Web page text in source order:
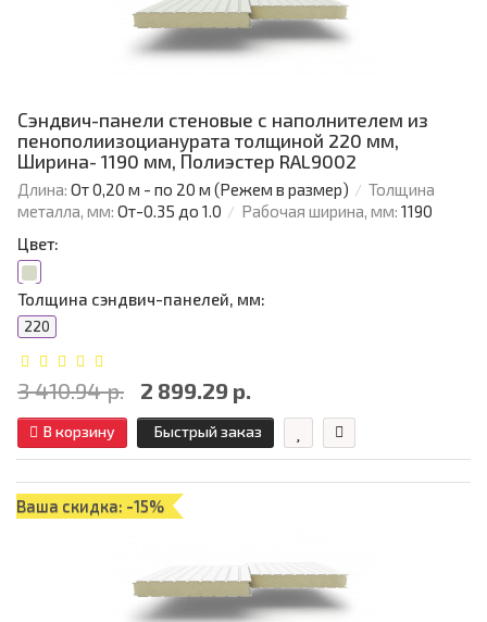
Сэндвич-панели стеновые с наполнителем из
пенополиизоцианурата толщиной 220 мм,
Ширина- 1190 мм, Полиэстер RAL9002
Длина: От 0,20 м - по 20 м (Режем в размер)
Толщина
металла, мм: От-0.35 до 1.0 Рабочая ширина, мм: 1190
Цвет:
Толщина сэндвич-панелей, мм:
220
3 410.94 р. 2 899.29 р.
В корзину Быстрый заказ
Ваша скидка: -15%